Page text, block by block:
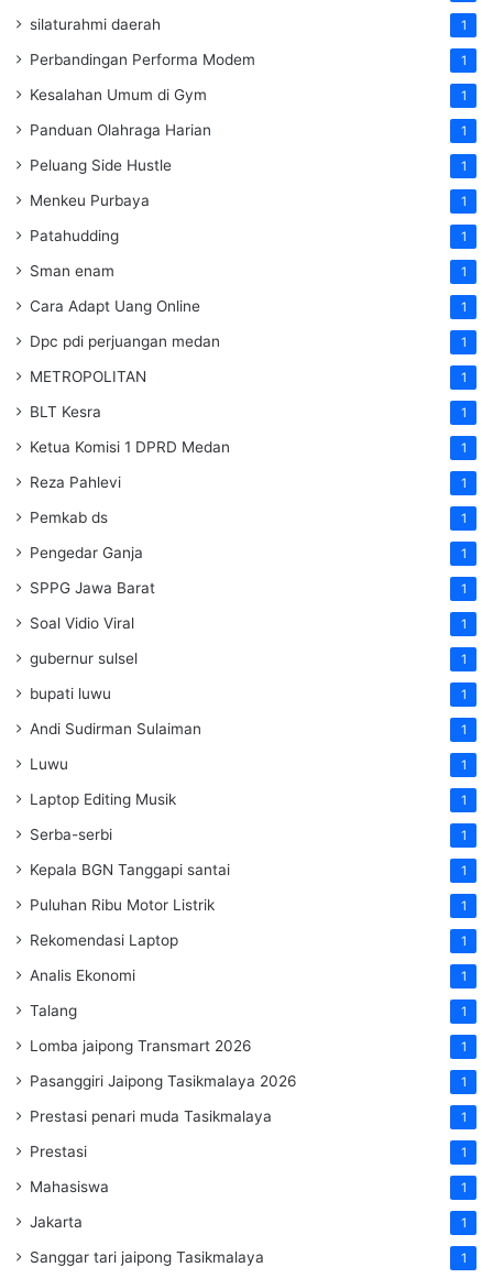
silaturahmi daerah 1
Perbandingan Performa Modem 1
Kesalahan Umum di Gym 1
Panduan Olahraga Harian 1
Peluang Side Hustle 1
Menkeu Purbaya 1
Patahudding 1
Sman enam 1
Cara Adapt Uang Online 1
Dpc pdi perjuangan medan 1
METROPOLITAN 1
BLT Kesra 1
Ketua Komisi 1 DPRD Medan 1
Reza Pahlevi 1
Pemkab ds 1
Pengedar Ganja 1
SPPG Jawa Barat 1
Soal Vidio Viral 1
gubernur sulsel 1
bupati luwu 1
Andi Sudirman Sulaiman 1
Luwu 1
Laptop Editing Musik 1
Serba-serbi 1
Kepala BGN Tanggapi santai 1
Puluhan Ribu Motor Listrik 1
Rekomendasi Laptop 1
Analis Ekonomi 1
Talang 1
Lomba jaipong Transmart 2026 1
Pasanggiri Jaipong Tasikmalaya 2026 1
Prestasi penari muda Tasikmalaya 1
Prestasi 1
Mahasiswa 1
Jakarta 1
Sanggar tari jaipong Tasikmalaya 1